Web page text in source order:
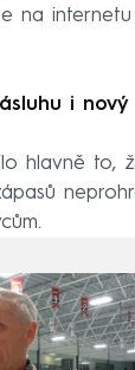
na
i
hlavně to,